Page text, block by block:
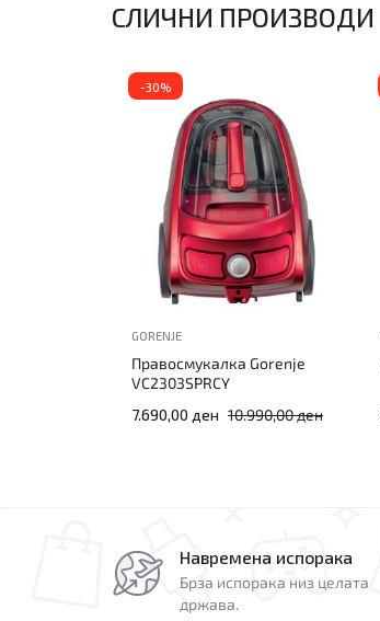
СЛИЧНИ ПРОИЗВОДИ
-30%
GORENJE
Правосмукалка Gorenje
VC2303SPRCY
7.690,00 ден 10.990,00ден
Навремена испорака
Брза испорака низ целата
држава.